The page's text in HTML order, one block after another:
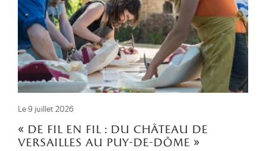
Le 9 juillet 2026
« de fil en fil : du château de
versailles au puy-de-dôme »